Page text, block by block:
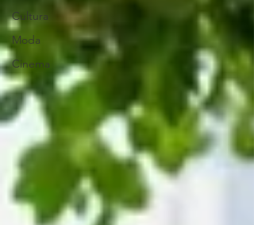
Cultura
Moda
Cinema